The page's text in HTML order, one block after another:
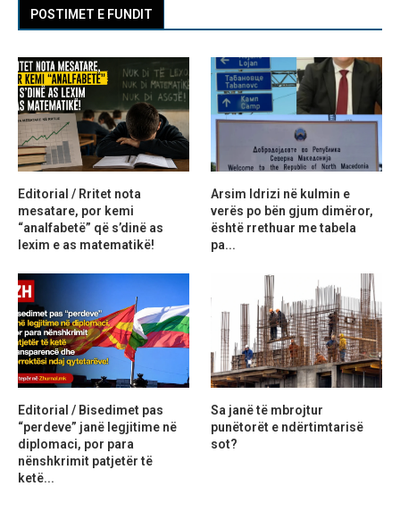
POSTIMET E FUNDIT
Editorial / Rritet nota
mesatare, por kemi
“analfabetë” që s’dinë as
lexim e as matematikë!
Arsim Idrizi në kulmin e
verës po bën gjum dimëror,
është rrethuar me tabela
pa...
Editorial / Bisedimet pas
“perdeve” janë legjitime në
diplomaci, por para
nënshkrimit patjetër të
ketë...
Sa janë të mbrojtur
punëtorët e ndërtimtarisë
sot?